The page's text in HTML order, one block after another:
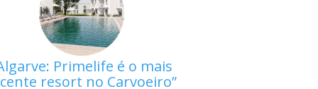
Primelife é o mais
resort no Carvoeiro